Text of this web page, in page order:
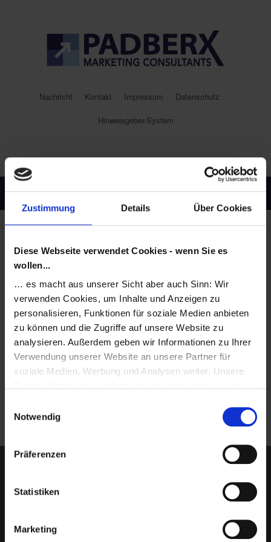
Zustimmung Details Über Cookies
Diese Webseite verwendet Cookies - wenn Sie es
wollen...
… es macht aus unserer Sicht aber auch Sinn: Wir
verwenden Cookies, um Inhalte und Anzeigen zu
personalisieren, Funktionen für soziale Medien anbieten
zu können und die Zugriffe auf unsere Website zu
analysieren. Außerdem geben wir Informationen zu Ihrer
Verwendung unserer Website an unsere Partner für
soziale Medien, Werbung und Analysen weiter. Unsere
haben oder die sie im Rahmen Ihrer Nutzung der Dienste
gesammelt haben. Sie geben Einwilligung zu unseren
Cookies, wenn Sie unsere Webseite weiterhin nutzen.
Notwendig
Präferenzen
Statistiken
Marketing
Nachricht Kontakt Impressum Datenschutz
Hinweisgeber-System
Menu
Veröffentlicht am1. Juni 2014
Bitte beachten Sie unsere neue
Adresse: Schrenkstr. 11, 80339 München
Hier haben wir unseren „Unterschlupf“ bei
unserer Partner-Agentur WE ARE INDEED
gefunden und freuen uns über ein kreatives
Umfeld, das zahlreiche Ansätze für eine